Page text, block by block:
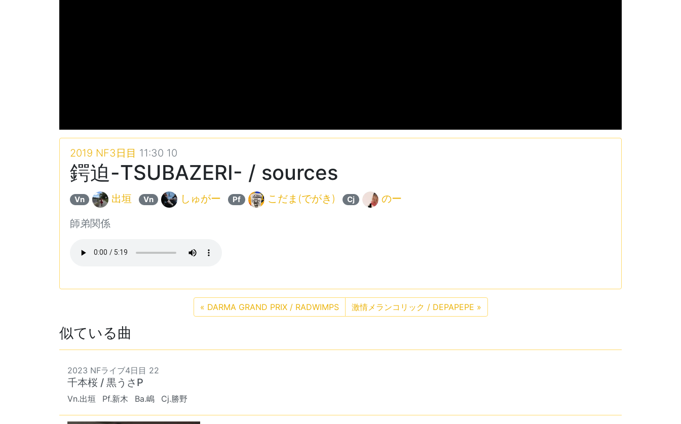
2019 NF3日目 11:30 10
鍔迫-TSUBAZERI- / sources
Vn 出垣 Vn しゅがー Pf こだま(でがき) Cj のー
師弟関係
« DARMA GRAND PRIX / RADWIMPS 激情メランコリック / DEPAPEPE »
似ている曲
2023 NFライブ4日目 22
千本桜 / 黒うさP
Vn.出垣 Pf.新木 Ba.嶋 Cj.勝野